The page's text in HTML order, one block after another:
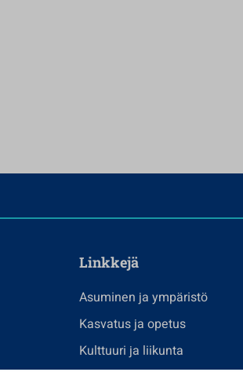
Linkkejä
Asuminen ja ympäristö
Kasvatus ja opetus
Kulttuuri ja liikunta